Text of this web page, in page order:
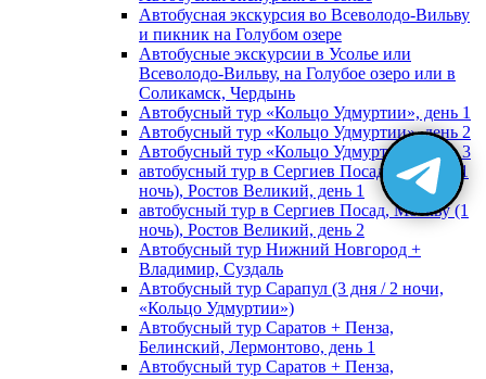
Автобусная экскурсия во Всеволодо-Вильву
и пикник на Голубом озере
Автобусные экскурсии в Усолье или
Всеволодо-Вильву, на Голубое озеро или в
Соликамск, Чердынь
Автобусный тур «Кольцо Удмуртии», день 1
Автобусный тур «Кольцо Удмуртии», день 2
Автобусный тур «Кольцо Удмуртии», день 3
автобусный тур в Сергиев Посад, Москву (1
ночь), Ростов Великий, день 1
автобусный тур в Сергиев Посад, Москву (1
ночь), Ростов Великий, день 2
Автобусный тур Нижний Новгород +
Владимир, Суздаль
Автобусный тур Сарапул (3 дня / 2 ночи,
«Кольцо Удмуртии»)
Автобусный тур Саратов + Пенза,
Белинский, Лермонтово, день 1
Автобусный тур Саратов + Пенза,